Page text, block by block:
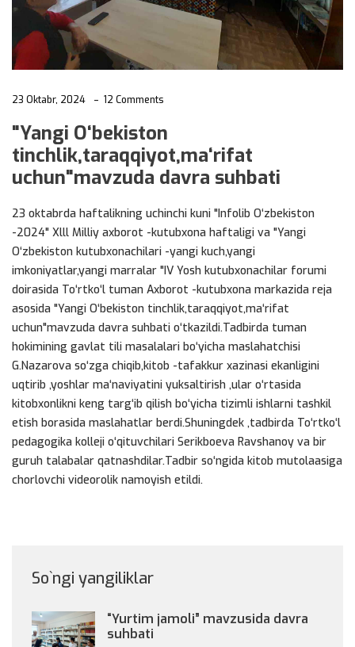
23 Oktabr, 2024 12 Comments
"Yangi O‘bekiston
tinchlik,taraqqiyot,ma‘rifat
uchun"mavzuda davra suhbati
23 oktabrda haftalikning uchinchi kuni "Infolib O‘zbekiston
-2024" Xlll Milliy axborot -kutubxona haftaligi va "Yangi
O‘zbekiston kutubxonachilari -yangi kuch,yangi
imkoniyatlar,yangi marralar "IV Yosh kutubxonachilar forumi
doirasida To‘rtko‘l tuman Axborot -kutubxona markazida reja
asosida "Yangi O‘bekiston tinchlik,taraqqiyot,ma‘rifat
uchun"mavzuda davra suhbati o‘tkazildi.Tadbirda tuman
hokimining gavlat tili masalalari bo‘yicha maslahatchisi
G.Nazarova so‘zga chiqib,kitob -tafakkur xazinasi ekanligini
uqtirib ,yoshlar ma‘naviyatini yuksaltirish ,ular o‘rtasida
kitobxonlikni keng targ‘ib qilish bo‘yicha tizimli ishlarni tashkil
etish borasida maslahatlar berdi.Shuningdek ,tadbirda To‘rtko‘l
pedagogika kolleji o‘qituvchilari Serikboeva Ravshanoy va bir
guruh talabalar qatnashdilar.Tadbir so‘ngida kitob mutolaasiga
chorlovchi videorolik namoyish etildi.
So`ngi yangiliklar
“Yurtim jamoli” mavzusida davra
suhbati